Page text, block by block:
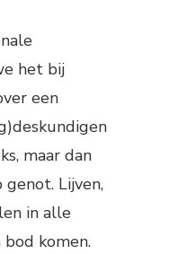
het bij
een
maar dan
Lijven,
in alle
komen.